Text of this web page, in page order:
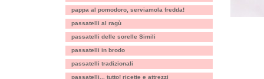
pappa al pomodoro, serviamola fredda!
passatelli al ragù
passatelli delle sorelle Simili
passatelli in brodo
passatelli tradizionali
passatelli... tutto! ricette e attrezzi